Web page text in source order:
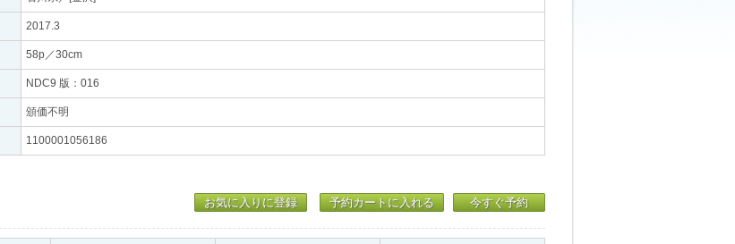
2017.3
58p／30cm
NDC9 版：016
頒価不明
1100001056186
お気に入りに登録 予約カートに入れる 今すぐ予約